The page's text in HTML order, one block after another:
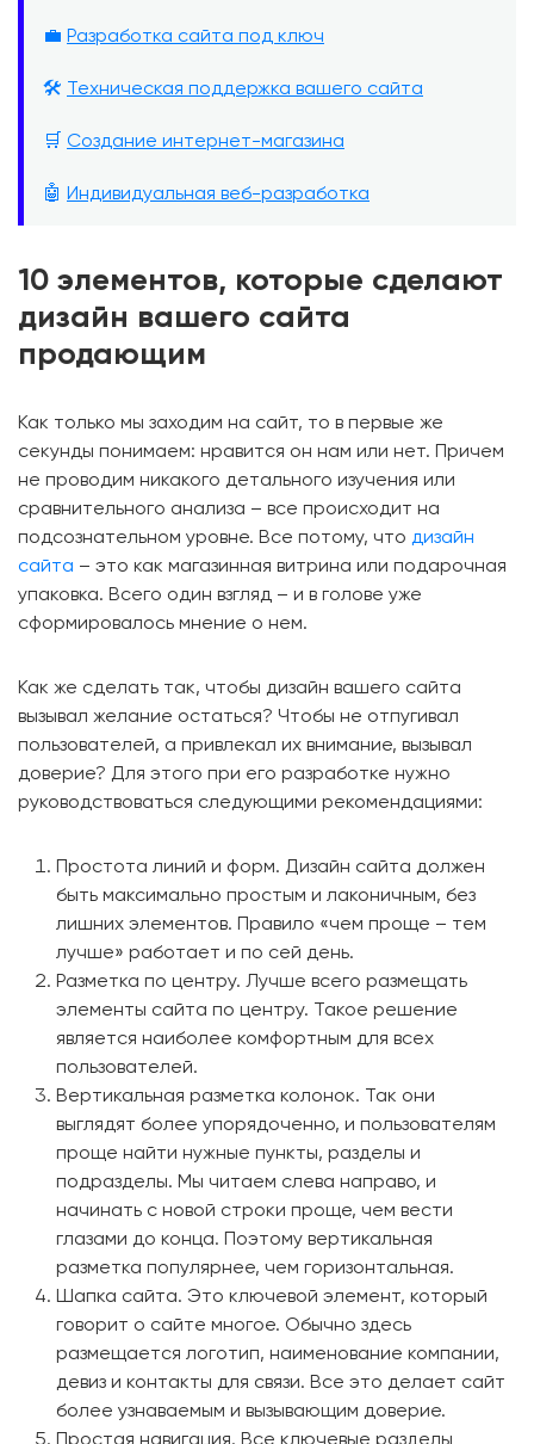
💼 Разработка сайта под ключ
🛠️ Техническая поддержка вашего сайта
🛒 Создание интернет-магазина
🤖 Индивидуальная веб-разработка
10 элементов, которые сделают
дизайн вашего сайта
продающим
Как только мы заходим на сайт, то в первые же
секунды понимаем: нравится он нам или нет. Причем
не проводим никакого детального изучения или
сравнительного анализа – все происходит на
подсознательном уровне. Все потому, что дизайн
сайта – это как магазинная витрина или подарочная
упаковка. Всего один взгляд – и в голове уже
сформировалось мнение о нем.
Как же сделать так, чтобы дизайн вашего сайта
вызывал желание остаться? Чтобы не отпугивал
пользователей, а привлекал их внимание, вызывал
доверие? Для этого при его разработке нужно
руководствоваться следующими рекомендациями:
Простота линий и форм. Дизайн сайта должен
быть максимально простым и лаконичным, без
лишних элементов. Правило «чем проще – тем
лучше» работает и по сей день.
Разметка по центру. Лучше всего размещать
элементы сайта по центру. Такое решение
является наиболее комфортным для всех
пользователей.
Вертикальная разметка колонок. Так они
выглядят более упорядоченно, и пользователям
проще найти нужные пункты, разделы и
подразделы. Мы читаем слева направо, и
начинать с новой строки проще, чем вести
глазами до конца. Поэтому вертикальная
разметка популярнее, чем горизонтальная.
Шапка сайта. Это ключевой элемент, который
говорит о сайте многое. Обычно здесь
размещается логотип, наименование компании,
девиз и контакты для связи. Все это делает сайт
более узнаваемым и вызывающим доверие.
Простая навигация. Все ключевые разделы